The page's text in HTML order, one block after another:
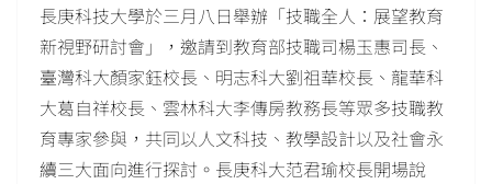
長庚科技大學於三月八日舉辦「技職全人：展望教育
新視野研討會」，邀請到教育部技職司楊玉惠司長、
臺灣科大顏家鈺校長、明志科大劉祖華校長、龍華科
大葛自祥校長、雲林科大李傳房教務長等眾多技職教
育專家參與，共同以人文科技、教學設計以及社會永
續三大面向進行探討。長庚科大范君瑜校長開場說